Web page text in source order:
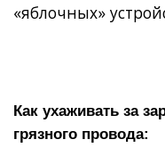
«яблочных»
Как ухаживать за
грязного провода: